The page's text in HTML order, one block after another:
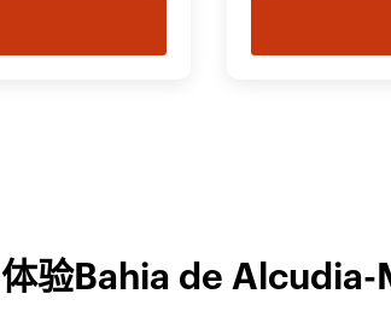
体验Bahia de Alcudia-